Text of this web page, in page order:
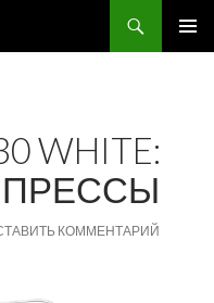
WHITE:
КОММЕНТАРИЙ